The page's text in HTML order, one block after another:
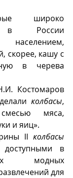
широко
в России
скорее, кашу с
в черева
Костомаров
колбасы,
мяса,
и яиц».
II колбасы
доступными в
модных
для